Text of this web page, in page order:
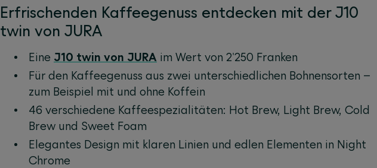
Erfrischenden Kaffeegenuss entdecken mit der J10
twin von JURA
Eine J10 twin von JURA im Wert von 2'250 Franken
Für den Kaffeegenuss aus zwei unterschiedlichen Bohnensorten –
zum Beispiel mit und ohne Koffein
46 verschiedene Kaffeespezialitäten: Hot Brew, Light Brew, Cold
Brew und Sweet Foam
Elegantes Design mit klaren Linien und edlen Elementen in Night
Chrome